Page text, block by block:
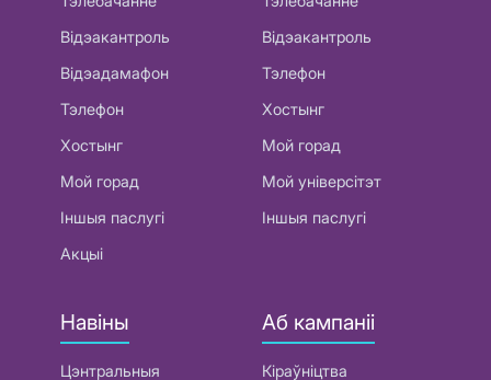
Відэакантроль
Відэадамафон
Тэлефон
Хостынг
Мой горад
Іншыя паслугі
Акцыі
Відэакантроль
Тэлефон
Хостынг
Мой горад
Мой універсітэт
Іншыя паслугі
Навіны
Цэнтральныя
Аб кампаніі
Кіраўніцтва